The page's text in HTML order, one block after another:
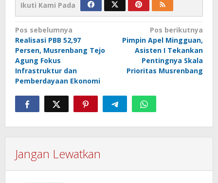
Ikuti Kami Pada
Navigasi
pos
Pos sebelumnya
Realisasi PBB 52,97
Persen, Musrenbang Tejo
Agung Fokus
Infrastruktur dan
Pemberdayaan Ekonomi
Pos berikutnya
Pimpin Apel Mingguan,
Asisten I Tekankan
Pentingnya Skala
Prioritas Musrenbang
Jangan Lewatkan